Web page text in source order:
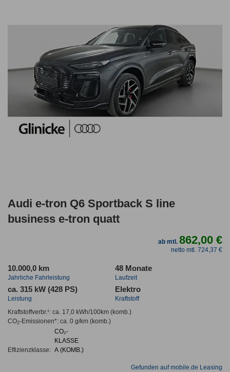
Audi e-tron Q6 Sportback S line
business e-tron quatt
ab mtl.862,00 €
netto mtl. 724,37 €
10.000,0 km
Jahrliche Fahrleistung
48 Monate
Laufzeit
ca. 315 kW (428 PS)
Leistung
Elektro
Kraftstoff
Kraftstoffverbr.¹: ca. 17,0 kWh/100km(komb.)
CO2-Emissionen*: ca. 0 g/km(komb.)
Effizienzklasse:
CO₂-
KLASSE
A (KOMB.)
Gefunden auf mobile.de Leasing